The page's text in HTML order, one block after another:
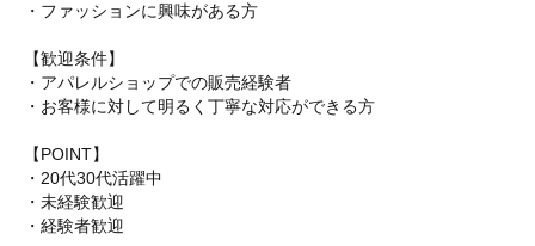
・ファッションに興味がある方
【歓迎条件】
・アパレルショップでの販売経験者
・お客様に対して明るく丁寧な対応ができる方
【POINT】
・20代30代活躍中
・未経験歓迎
・経験者歓迎